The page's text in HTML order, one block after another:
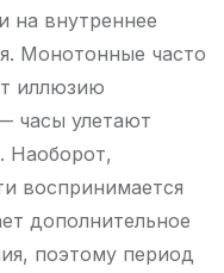
на внутреннее
Монотонные часто
иллюзию
часы улетают
Наоборот,
воспринимается
дополнительное
поэтому период